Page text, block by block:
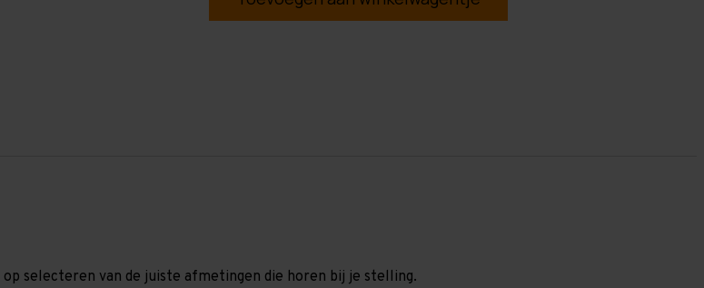
selecteren van de juiste afmetingen die horen bij je stelling.